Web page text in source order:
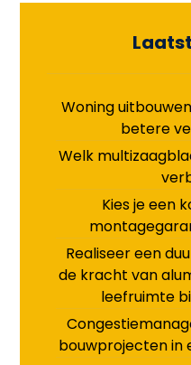
Woning
betere
Welk
Kies je een
Realiseer een
de kracht van
leefruimte
bouwprojecten in